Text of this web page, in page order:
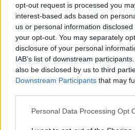
opt-out request is processed you
interest-based ads based on
us or personal information
your opt-out. You may separately
disclosure of your personal
IAB’s list of downstream
also be disclosed by us to third
Downstream Participants that may
Personal Data Processing Opt
instabilitás és
kockázatosabbá
mindenképpen
Románia
elkerülhető,